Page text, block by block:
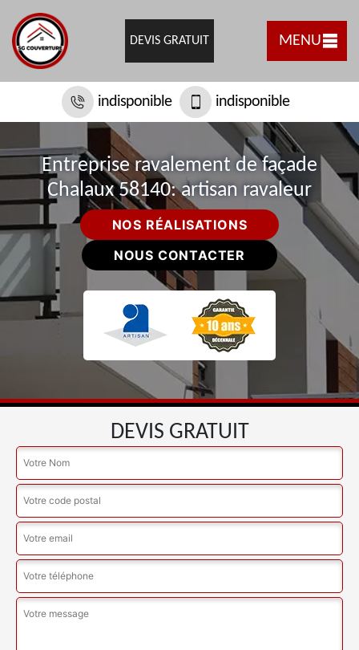
DEVIS GRATUIT MENU
indisponible indisponible
Entreprise ravalement de façade
Chalaux 58140: artisan ravaleur
NOS RÉALISATIONS
NOUS CONTACTER
DEVIS GRATUIT